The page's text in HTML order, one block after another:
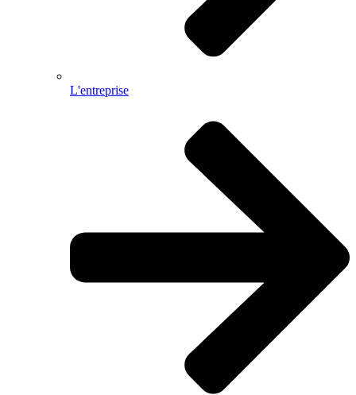
L'entreprise